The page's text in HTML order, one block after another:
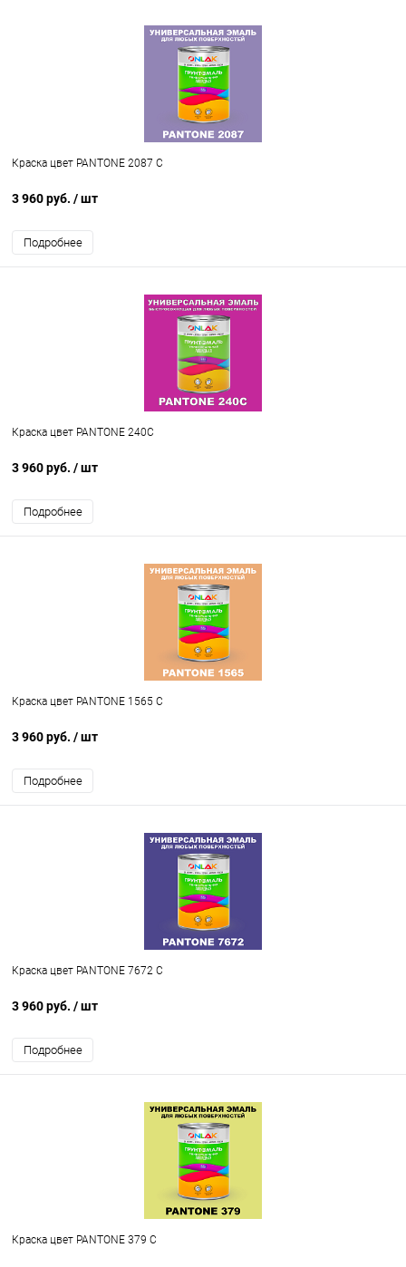
Краска цвет PANTONE 2087 C
3 960 руб. / шт
Подробнее
Краска цвет PANTONE 240C
3 960 руб. / шт
Подробнее
Краска цвет PANTONE 1565 C
3 960 руб. / шт
Подробнее
Краска цвет PANTONE 7672 C
3 960 руб. / шт
Подробнее
Краска цвет PANTONE 379 C